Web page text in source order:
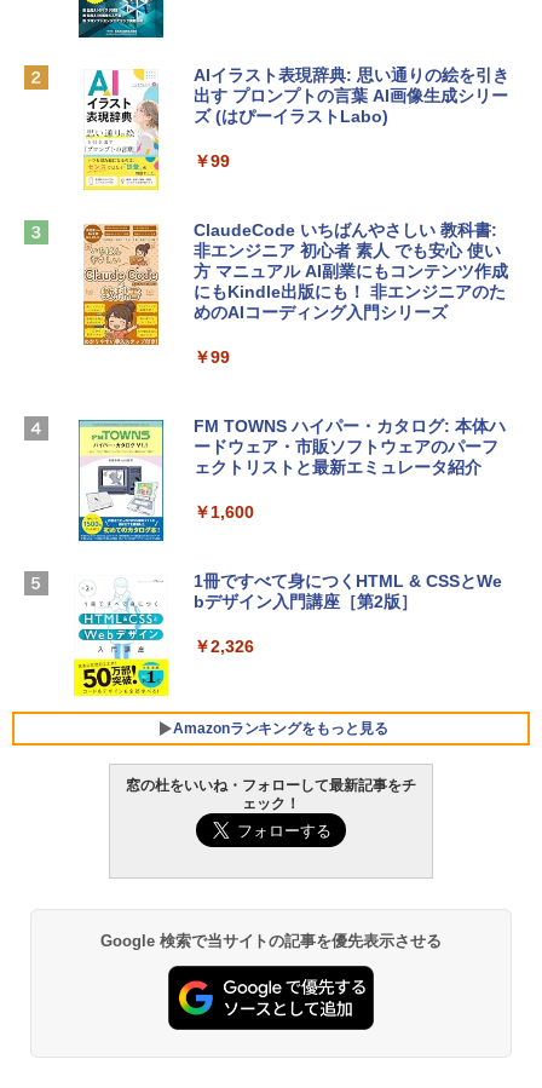
￥137,800
tomtoc 360°保護 15.6 16インチ パソコ
￥2,952
Apple 2026 MacBook Air M5チップ搭載
igence、13.6インチLiquid Retinaディ
ラ、Touch ID - スカイブルー + 3年延長
AppleCare+ for 13インチMacBook Air
(M5)|ダウンロード版
￥331,701
【Amazon.co.jp限定】 HP ノートパソコ
ン 15-fd 15.6インチ 16GBメモリ 512GB
SSD インテル Core 5
￥129,800
FMV ノートパソコン WE1-K3 (MS 365 P
ersonal/Copilotキー搭載/Win 11/15.6型/
Core i5/16GB/SSD 512GB/ホワイト) FM
VWK3E15W_AZ
￥119,800
Robloxギフトカード - 800 Robux 【限
定バーチャルアイテムを含む】 【オンラ
インゲームコード】 ロブロックス | オン
Microsoft Office Home & Business 202
4(最新 永続版)|オンラインコード版|Wind
ows11、10/mac対応|PC2台
定バーチャルアイテムを含む】 【オンラ
インゲームコード】 ロブロックス | オン
ラインコード版
￥3,200
Robloxギフトカード - 1000 Robux 【限
定バーチャルアイテムを含む】 【オンラ
ラインコード版
AIイラスト表現辞典: 思い通りの絵を引き
出す プロンプトの言葉 AI画像生成シリー
ズ (はぴーイラストLabo)
￥99
ClaudeCode いちばんやさしい 教科書:
非エンジニア 初心者 素人 でも安心 使い
方 マニュアル AI副業にもコンテンツ作成
にもKindle出版にも！ 非エンジニアのた
めのAIコーディング入門シリーズ
￥99
FM TOWNS ハイパー・カタログ: 本体ハ
ードウェア・市販ソフトウェアのパーフ
ェクトリストと最新エミュレータ紹介
￥1,600
1冊ですべて身につくHTML & CSSとWe
bデザイン入門講座［第2版］
￥2,326
Amazonランキングをもっと見る
Amazon Kindle Paperwhite (16GB) 7イ
ンチディスプレイ、色調調節ライト、12
￥27,980
Amazon Kindle - 目に優しい、かさばら
ない、大きな画面で読みやすい、6週間持
窓の杜をいいね・フォローして最新記事をチ
ェック！
Google 検索で当サイトの記事を優先表示させる